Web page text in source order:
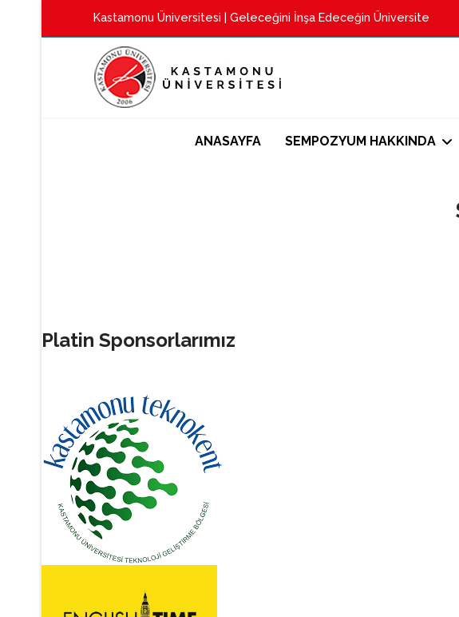
Kastamonu Üniversitesi | Geleceğini İnşa Edeceğin Üniversite
ANASAYFA SEMPOZYUM HAKKINDA
Platin Sponsorlarımız